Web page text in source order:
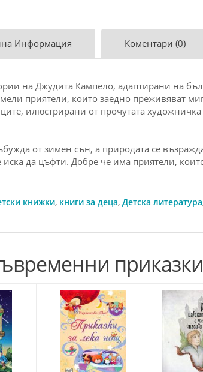
Информация Коментари (0)
на Джудита Кампело, адаптирани на
приятели, които заедно преживяват
илюстрирани от прочутата
от зимен сън, а природата се
да цъфти. Добре че има приятели,
книжки, книги за деца, Детска литература
приказки